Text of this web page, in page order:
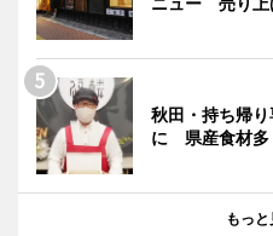
秋田・持ち帰
に 県産食材多
もっと